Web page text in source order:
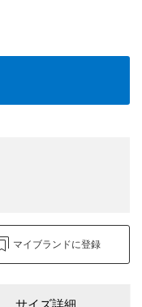
マイブランドに登録
サイズ詳細